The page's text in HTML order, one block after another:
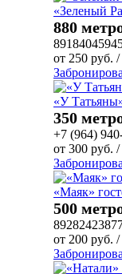
«Зеленый
880
от 250 руб. /
«У
350
+7 (964)
от 300 руб. /
«Маяк»
500
от 200 руб. /